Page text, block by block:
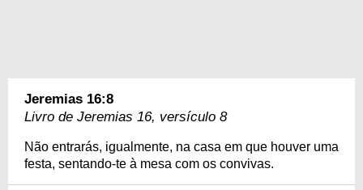
Jeremias 16:8
Livro de Jeremias 16, versículo 8
Não entrarás, igualmente, na casa em que houver uma
festa, sentando-te à mesa com os convivas.